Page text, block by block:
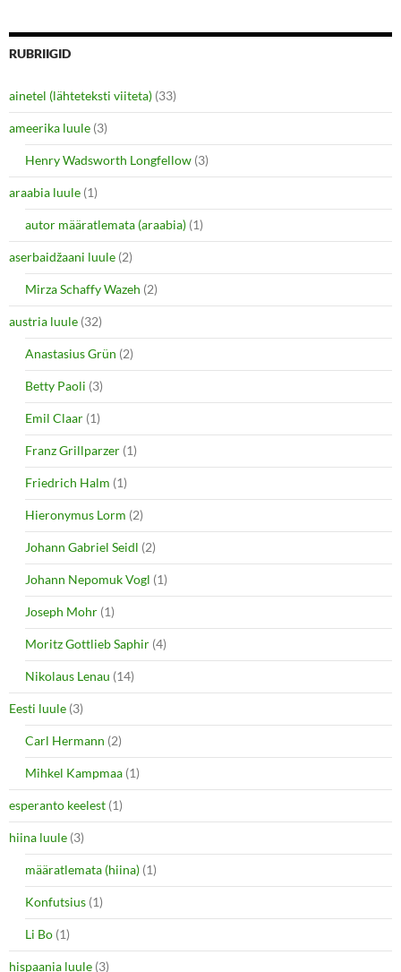
RUBRIIGID
ainetel (lähteteksti viiteta) (33)
ameerika luule (3)
Henry Wadsworth Longfellow (3)
araabia luule (1)
autor määratlemata (araabia) (1)
aserbaidžaani luule (2)
Mirza Schaffy Wazeh (2)
austria luule (32)
Anastasius Grün (2)
Betty Paoli (3)
Emil Claar (1)
Franz Grillparzer (1)
Friedrich Halm (1)
Hieronymus Lorm (2)
Johann Gabriel Seidl (2)
Johann Nepomuk Vogl (1)
Joseph Mohr (1)
Moritz Gottlieb Saphir (4)
Nikolaus Lenau (14)
Eesti luule (3)
Carl Hermann (2)
Mihkel Kampmaa (1)
esperanto keelest (1)
hiina luule (3)
määratlemata (hiina) (1)
Konfutsius (1)
Li Bo (1)
hispaania luule (3)